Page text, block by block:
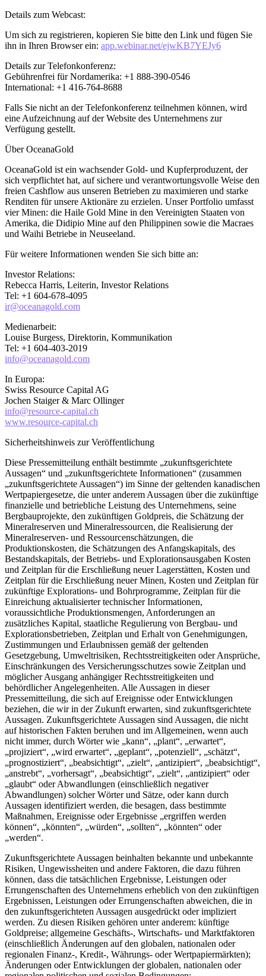
Details zum Webcast:
Um sich zu registrieren, kopieren Sie bitte den Link und fügen Sie
ihn in Ihren Browser ein: app.webinar.net/ejwKB7YEJy6
Details zur Telefonkonferenz:
Gebührenfrei für Nordamerika: +1 888-390-0546
International: +1 416-764-8688
Falls Sie nicht an der Telefonkonferenz teilnehmen können, wird
eine Aufzeichnung auf der Website des Unternehmens zur
Verfügung gestellt.
Über OceanaGold
OceanaGold ist ein wachsender Gold- und Kupferproduzent, der
sich verpflichtet hat, auf sichere und verantwortungsvolle Weise den
freien Cashflow aus unseren Betrieben zu maximieren und starke
Renditen für unsere Aktionäre zu erzielen. Unser Portfolio umfasst
vier Minen: die Haile Gold Mine in den Vereinigten Staaten von
Amerika, die Didipio Mine auf den Philippinen sowie die Macraes
und Waihi Betriebe in Neuseeland.
Für weitere Informationen wenden Sie sich bitte an:
Investor Relations:
Rebecca Harris, Leiterin, Investor Relations
Tel: +1 604-678-4095
ir@oceanagold.com
Medienarbeit:
Louise Burgess, Direktorin, Kommunikation
Tel: +1 604-403-2019
info@oceanagold.com
In Europa:
Swiss Resource Capital AG
Jochen Staiger & Marc Ollinger
info@resource-capital.ch
www.resource-capital.ch
Sicherheitshinweis zur Veröffentlichung
Diese Pressemitteilung enthält bestimmte „zukunftsgerichtete
Aussagen“ und „zukunftsgerichtete Informationen“ (zusammen
„zukunftsgerichtete Aussagen“) im Sinne der geltenden kanadischen
Wertpapiergesetze, die unter anderem Aussagen über die zukünftige
finanzielle und betriebliche Leistung des Unternehmens, seine
Bergbauprojekte, den zukünftigen Goldpreis, die Schätzung der
Mineralreserven und Mineralressourcen, die Realisierung der
Mineralreserven- und Ressourcenschätzungen, die
Produktionskosten, die Schätzungen des Anfangskapitals, des
Bestandskapitals, der Betriebs- und Explorationsausgaben Kosten
und Zeitplan für die Erschließung neuer Lagerstätten, Kosten und
Zeitplan für die Erschließung neuer Minen, Kosten und Zeitplan für
zukünftige Explorations- und Bohrprogramme, Zeitplan für die
Einreichung aktualisierter technischer Informationen,
voraussichtliche Produktionsmengen, Anforderungen an
zusätzliches Kapital, staatliche Regulierung von Bergbau- und
Explorationsbetrieben, Zeitplan und Erhalt von Genehmigungen,
Zustimmungen und Erlaubnissen gemäß der geltenden
Gesetzgebung, Umweltrisiken, Rechtsstreitigkeiten oder Ansprüche,
Einschränkungen des Versicherungsschutzes sowie Zeitplan und
möglicher Ausgang anhängiger Rechtsstreitigkeiten und
behördlicher Angelegenheiten. Alle Aussagen in dieser
Pressemitteilung, die sich auf Ereignisse oder Entwicklungen
beziehen, die wir in der Zukunft erwarten, sind zukunftsgerichtete
Aussagen. Zukunftsgerichtete Aussagen sind Aussagen, die nicht
auf historischen Fakten beruhen und im Allgemeinen, wenn auch
nicht immer, durch Wörter wie „kann“, „plant“, „erwartet“,
„projiziert“, „wird erwartet“, „geplant“, „potenziell“, „schätzt“,
„prognostiziert“, „beabsichtigt“, „zielt“, „antizipiert“, „beabsichtigt“,
„anstrebt“, „vorhersagt“, „beabsichtigt“, „zielt“, „antizipiert“ oder
„glaubt“ oder Abwandlungen (einschließlich negativer
Abwandlungen) solcher Wörter und Sätze, oder kann durch
Aussagen identifiziert werden, die besagen, dass bestimmte
Maßnahmen, Ereignisse oder Ergebnisse „ergriffen werden
können“, „könnten“, „würden“, „sollten“, „könnten“ oder
„werden“.
Zukunftsgerichtete Aussagen beinhalten bekannte und unbekannte
Risiken, Ungewissheiten und andere Faktoren, die dazu führen
können, dass die tatsächlichen Ergebnisse, Leistungen oder
Errungenschaften des Unternehmens erheblich von den zukünftigen
Ergebnissen, Leistungen oder Errungenschaften abweichen, die in
den zukunftsgerichteten Aussagen ausgedrückt oder impliziert
werden. Zu diesen Risiken gehören unter anderem: künftige
Goldpreise; allgemeine Geschäfts-, Wirtschafts- und Marktfaktoren
(einschließlich Änderungen auf den globalen, nationalen oder
regionalen Finanz-, Kredit-, Währungs- oder Wertpapiermärkten);
Änderungen oder Entwicklungen der globalen, nationalen oder